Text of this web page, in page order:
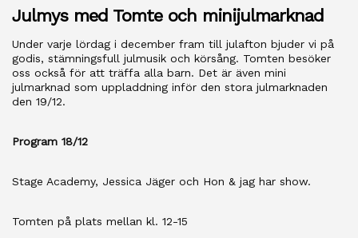
Julmys med Tomte och minijulmarknad
Under varje lördag i december fram till julafton bjuder vi på
godis, stämningsfull julmusik och körsång. Tomten besöker
oss också för att träffa alla barn. Det är även mini
julmarknad som uppladdning inför den stora julmarknaden
den 19/12.
Program 18/12
Stage Academy, Jessica Jäger och Hon & jag har show.
Tomten på plats mellan kl. 12-15